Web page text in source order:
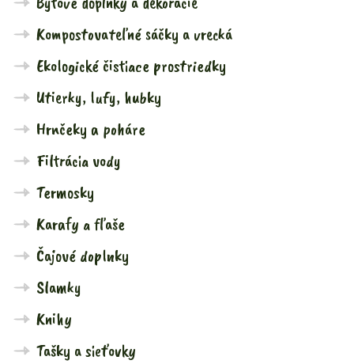
Kompostovateľné sáčky a vrecká
Ekologické čistiace prostriedky
Utierky, lufy, hubky
Hrnčeky a poháre
Filtrácia vody
Termosky
Karafy a fľaše
Čajové doplnky
Slamky
Knihy
Tašky a sieťovky